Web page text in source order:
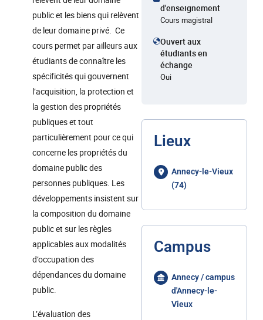
public et les biens qui relèvent
de leur domaine privé. Ce
cours permet par ailleurs aux
étudiants de connaître les
spécificités qui gouvernent
l’acquisition, la protection et
la gestion des propriétés
publiques et tout
particulièrement pour ce qui
concerne les propriétés du
domaine public des
personnes publiques. Les
développements insistent sur
la composition du domaine
public et sur les règles
applicables aux modalités
d’occupation des
dépendances du domaine
public.
L’évaluation des
d'enseignement
Cours magistral
Ouvert aux
étudiants en
échange
Oui
Lieux
Annecy-le-Vieux
(74)
Campus
Annecy / campus
d'Annecy-le-
Vieux